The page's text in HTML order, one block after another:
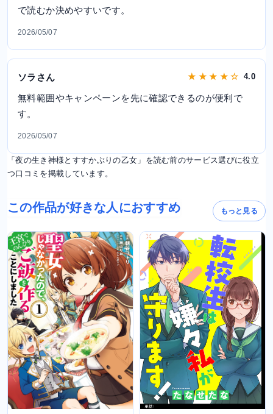
で読むか決めやすいです。
2026/05/07
ソラさん ★ ★ ★ ★ ☆ 4.0
無料範囲やキャンペーンを先に確認できるのが便利で
す。
2026/05/07
「夜の生き神様とすすかぶりの乙女」を読む前のサービス選びに役立
つ口コミを掲載しています。
この作品が好きな人におすすめ もっと見る